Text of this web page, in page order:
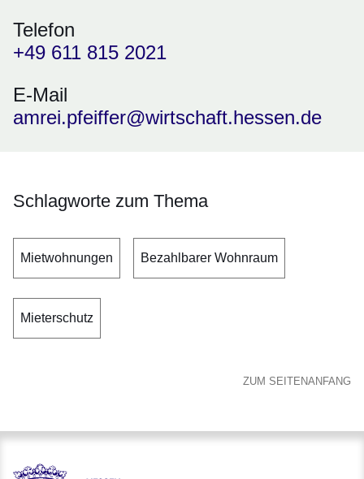
Telefon
+49 611 815 2021
E-Mail
amrei.pfeiffer@wirtschaft.hessen.de
Schlagworte zum Thema
Mietwohnungen Bezahlbarer Wohnraum
Mieterschutz
ZUM SEITENANFANG